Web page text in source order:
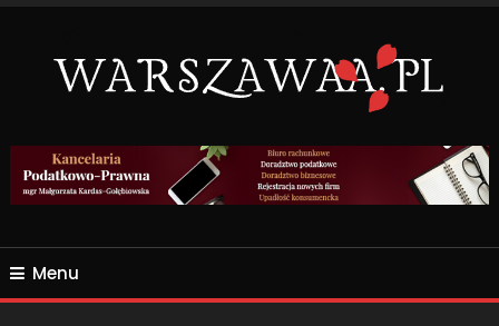
Content
WARSZAWAA.PL
Menu